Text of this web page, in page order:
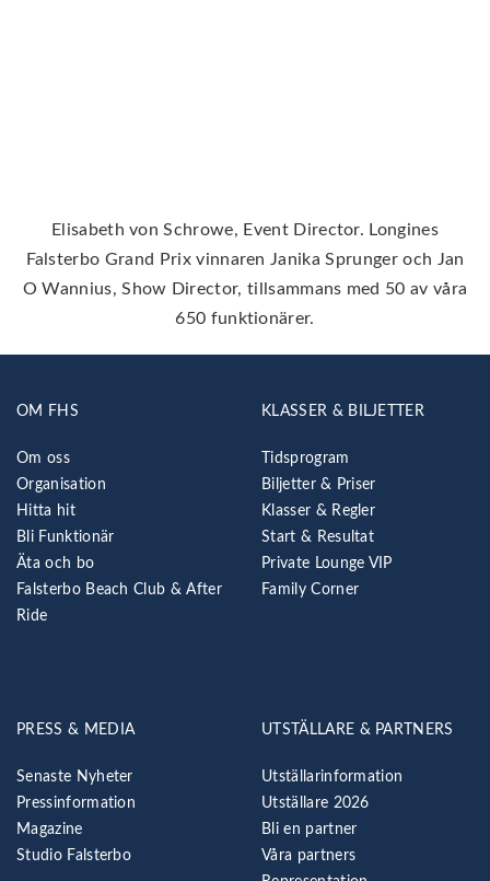
Elisabeth von Schrowe, Event Director. Longines
Falsterbo Grand Prix vinnaren Janika Sprunger och Jan
O Wannius, Show Director, tillsammans med 50 av våra
650 funktionärer.
OM FHS
Om oss
Organisation
Hitta hit
Bli Funktionär
Äta och bo
Falsterbo Beach Club & After
Ride
KLASSER & BILJETTER
Tidsprogram
Biljetter & Priser
Klasser & Regler
Start & Resultat
Private Lounge VIP
Family Corner
PRESS & MEDIA
Senaste Nyheter
Pressinformation
Magazine
Studio Falsterbo
UTSTÄLLARE & PARTNERS
Utställarinformation
Utställare 2026
Bli en partner
Våra partners